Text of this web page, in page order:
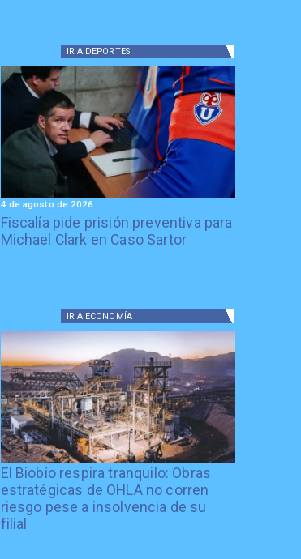
IR A DEPORTES
Fiscalía pide prisión preventiva para
Michael Clark en Caso Sartor
4 de agosto de 2026
IR A ECONOMÍA
El Biobío respira tranquilo: Obras
estratégicas de OHLA no corren
riesgo pese a insolvencia de su
filial